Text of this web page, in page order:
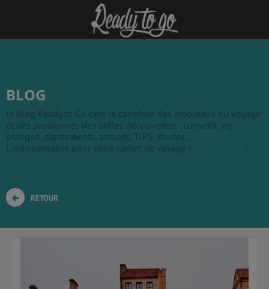
BLOG
le Blog Ready to Go c'est le carrefour des amoureux du voyage
et des passionnés des belles découvertes : conseils, vie
pratique, classements, astuces, TIPS, études...
L'indispensable pour votre carnet de voyage !
RETOUR